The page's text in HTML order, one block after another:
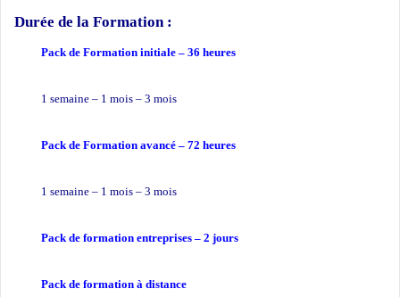
Durée de la Formation:
Pack de Formation initiale – 36 heures
1 semaine – 1 mois – 3 mois
Pack de Formation avancé – 72 heures
1 semaine – 1 mois – 3 mois
Pack de formation entreprises – 2 jours
Pack de formation à distance